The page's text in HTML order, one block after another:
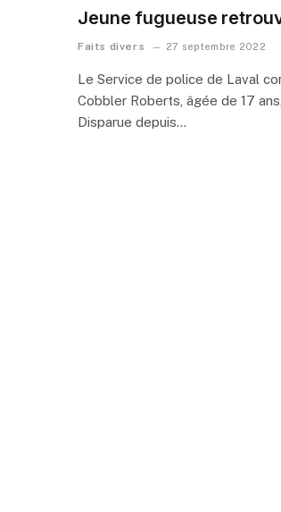
Jeune fugueuse
Faits divers 27 septembre 2022
Le Service de police de Laval
Cobbler Roberts, âgée de 17
Disparue depuis…